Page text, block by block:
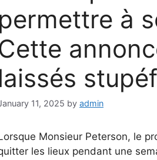
permettre à
laissés
11, 2025 by admin
Monsieur Peterson, le
les lieux pendant une